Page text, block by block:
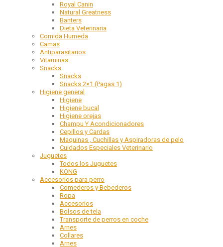
Royal Canin
Natural Greatness
Banters
Dieta Veterinaria
Comida Humeda
Camas
Antiparasitarios
Vitaminas
Snacks
Snacks
Snacks 2×1 (Pagas 1)
Higiene general
Higiene
Higiene bucal
Higiene orejas
Champu Y Acondicionadores
Cepillos y Cardas
Maquinas , Cuchillas y Aspiradoras de pelo
Cuidados Especiales Veterinario
Juguetes
Todos los Juguetes
KONG
Accesorios para perro
Comederos y Bebederos
Ropa
Accesorios
Bolsos de tela
Transporte de perros en coche
Arnes
Collares
Arnes